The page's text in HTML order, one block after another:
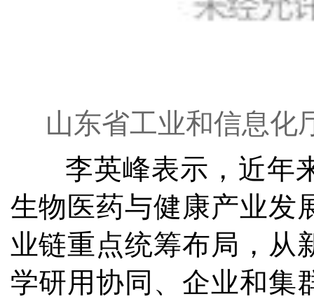
山东省工业和信息化
李英峰表示，近年
生物医药与健康产业发
业链重点统筹布局，从
学研用协同、企业和集